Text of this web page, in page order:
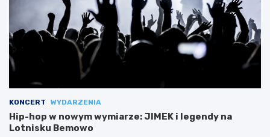
KONCERT WYDARZENIA
Hip-hop w nowym wymiarze: JIMEK i legendy na
Lotnisku Bemowo